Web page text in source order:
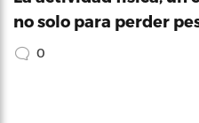
no solo para perder
0